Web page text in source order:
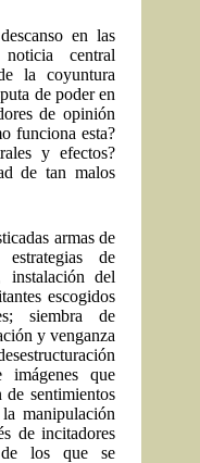
en las
central
la coyuntura
de poder en
de opinión
funciona esta?
y efectos?
de tan malos
armas de
de
instalación del
escogidos
siembra de
y venganza
imágenes que
de sentimientos
manipulación
de incitadores
los que se